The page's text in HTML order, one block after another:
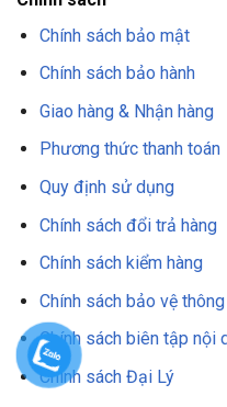
Chính sách bảo mật
Chính sách bảo hành
Giao hàng & Nhận hàng
Phương thức thanh toán
Quy định sử dụng
Chính sách đổi trả hàng
Chính sách kiểm hàng
Chính sách bảo vệ
Chính sách biên tập nội
Chính sách Đại Lý